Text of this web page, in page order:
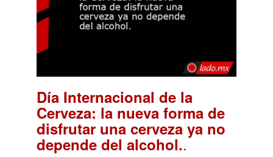
Día Internacional de la
Cerveza: la nueva forma de
disfrutar una cerveza ya no
depende del alcohol..